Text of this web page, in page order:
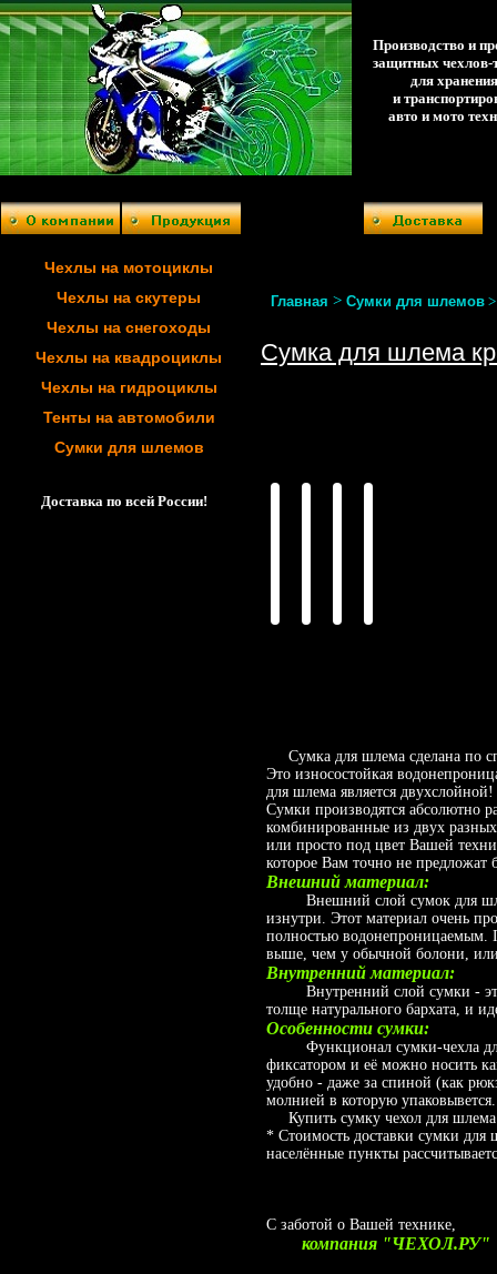
Производство и
защитных чехлов-
для хранения
и
авто и мото
Чехлы на мотоциклы
Чехлы на скутеры
Чехлы на снегоходы
Чехлы на квадроциклы
Чехлы на гидроциклы
Тенты на автомобили
Сумки для шлемов
Доставка по всей России!
Главная > Сумки для шлемов
Сумка для шлема
Сумка для шлема сделана по
Это износостойкая
для шлема является
Сумки производятся абсолютно
комбинированные из двух
или просто под цвет Вашей
которое Вам точно не предложат
Внешний материал:
Внешний слой сумок для
изнутри. Этот материал очень
полностью водонепроницаемым.
выше, чем у обычной болони,
Внутренний материал:
Внутренний слой сумки - это
толще натурального бархата, и
Особенности сумки:
Функционал сумки-чехла для
фиксатором и её можно носить
удобно - даже за спиной (как
молнией в которую
Купить сумку чехол для
* Стоимость доставки сумки для
населённые пункты
С заботой о Вашей технике,
компания "ЧЕХОЛ.РУ"